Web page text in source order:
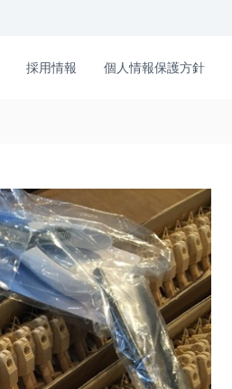
採用情報 個人情報保護方針